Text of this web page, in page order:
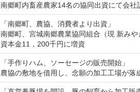
南郷町内畜産農家14名の協同出資にて会社
「南郷町、農協、消費者より出資」
南郷町、宮城南郷農業協同組合（現 新み
資本金11，200千円に増資
「手作りハム、ソーセージの販売開始」
農協の敷地を借用し、念願の加工工場が落